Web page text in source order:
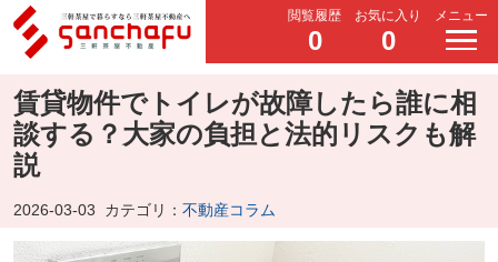
閲覧履歴
0
お気に入り
0
メニュー
賃貸物件でトイレが故障したら誰に相
談する？大家の負担と法的リスクも解
説
2026-03-03 カテゴリ： 不動産コラム